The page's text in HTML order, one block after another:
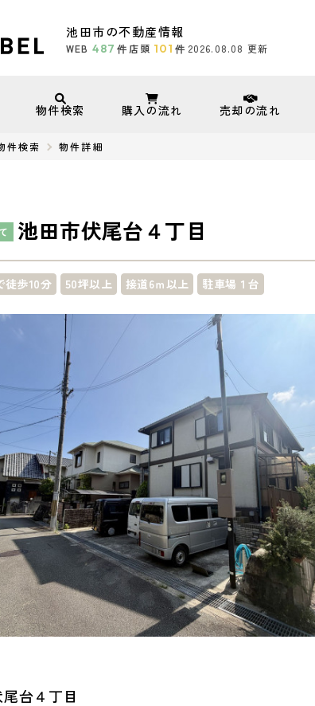
池田市の不動産情報
WEB 487 件 店頭 101 件 2026.08.08 更新
物件検索 購入の流れ 売却の流れ
件検索 物件詳細
池田市伏尾台４丁目
徒歩10分 50坪以上 接道6ｍ以上 駐車場１台
台４丁目